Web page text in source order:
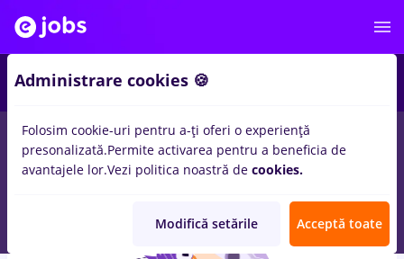
locuri de muncaengineering, Full timeinTimisoara
Entry-Level (< 2 ani)inBanci, Medicina / Sanatate
Administrare cookies 🍪
Folosim cookie-uri pentru a-ți oferi o experiență
presonalizată.Permite activarea pentru a beneficia de
avantajele lor.Vezi politica noastră de cookies.
Modifică setările Acceptă toate